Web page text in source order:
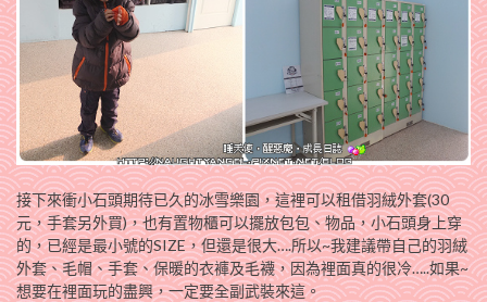
接下來衝小石頭期待已久的冰雪樂園，這裡可以租借羽絨外套(30
元，手套另外買)，也有置物櫃可以擺放包包、物品，小石頭身上穿
的，已經是最小號的SIZE，但還是很大….所以~我建議帶自己的羽絨
外套、毛帽、手套、保暖的衣褲及毛襪，因為裡面真的很冷…..如果~
想要在裡面玩的盡興，一定要全副武裝來這。